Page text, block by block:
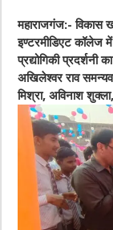
महाराजगंज:- विकास
इण्टरमीडिएट कॉलेज में
प्रद्योगिकी
अखिलेश्वर राव
मिश्रा, अविनाश